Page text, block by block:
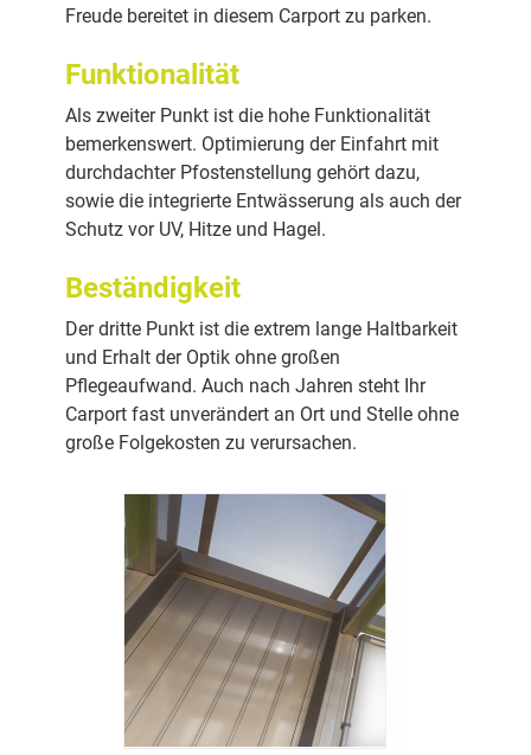
Freude bereitet in diesem Carport zu parken.
Funktionalität
Als zweiter Punkt ist die hohe Funktionalität
bemerkenswert. Optimierung der Einfahrt mit
durchdachter Pfostenstellung gehört dazu,
sowie die integrierte Entwässerung als auch der
Schutz vor UV, Hitze und Hagel.
Beständigkeit
Der dritte Punkt ist die extrem lange Haltbarkeit
und Erhalt der Optik ohne großen
Pflegeaufwand. Auch nach Jahren steht Ihr
Carport fast unverändert an Ort und Stelle ohne
große Folgekosten zu verursachen.